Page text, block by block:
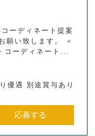
ーディネート提案
願い致します。 ＜
ーディネート...
遇 別途賞与あり
応募する